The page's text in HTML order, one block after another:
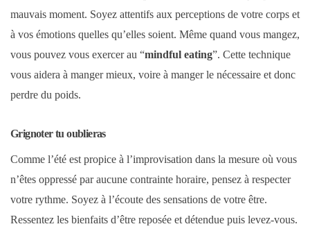
mauvais moment. Soyez attentifs aux perceptions de votre corps et
à vos émotions quelles qu’elles soient. Même quand vous mangez,
vous pouvez vous exercer au “mindful eating”. Cette technique
vous aidera à manger mieux, voire à manger le nécessaire et donc
perdre du poids.
Grignoter tu oublieras
Comme l’été est propice à l’improvisation dans la mesure où vous
n’êtes oppressé par aucune contrainte horaire, pensez à respecter
votre rythme. Soyez à l’écoute des sensations de votre être.
Ressentez les bienfaits d’être reposée et détendue puis levez-vous.